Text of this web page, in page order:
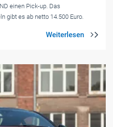
einen Pick-up. Das
gibt es ab netto 14.500 Euro.